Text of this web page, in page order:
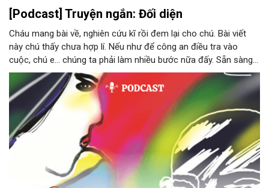
[Podcast] Truyện ngắn: Đối diện
Cháu mang bài về, nghiên cứu kĩ rồi đem lại cho chú. Bài viết
này chú thấy chưa hợp lí. Nếu như để công an điều tra vào
cuộc, chú e… chúng ta phải làm nhiều bước nữa đấy. Sẵn sàng
thì tiếp tục nhé! Chú Minh cầm tập bài viết đưa lại cho Thy. Cô
ngại ngùng đỡ lấy. Đây là lần thứ ba, loạt bài phóng sự của mình
bị Tổng biên tập kêu lên để trả lại...